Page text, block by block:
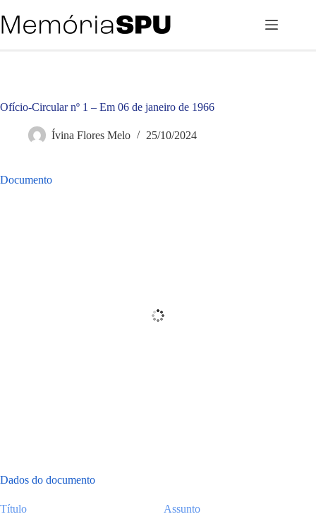
para
o
Ofício-Circular nº 1 – Em 06 de janeiro de 1966
Ívina Flores Melo 25/10/2024
Documento
Dados do documento
Título Assunto